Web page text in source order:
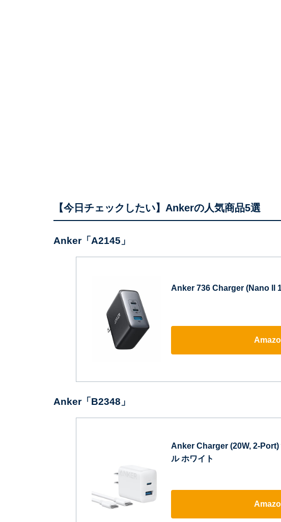
【今日チェックしたい】Ankerの人気商品5選
Anker「A2145」
Anker 736 Charger (Nano ll
Anker「B2348」
Anker Charger (20W, 2-
ル ホワイト